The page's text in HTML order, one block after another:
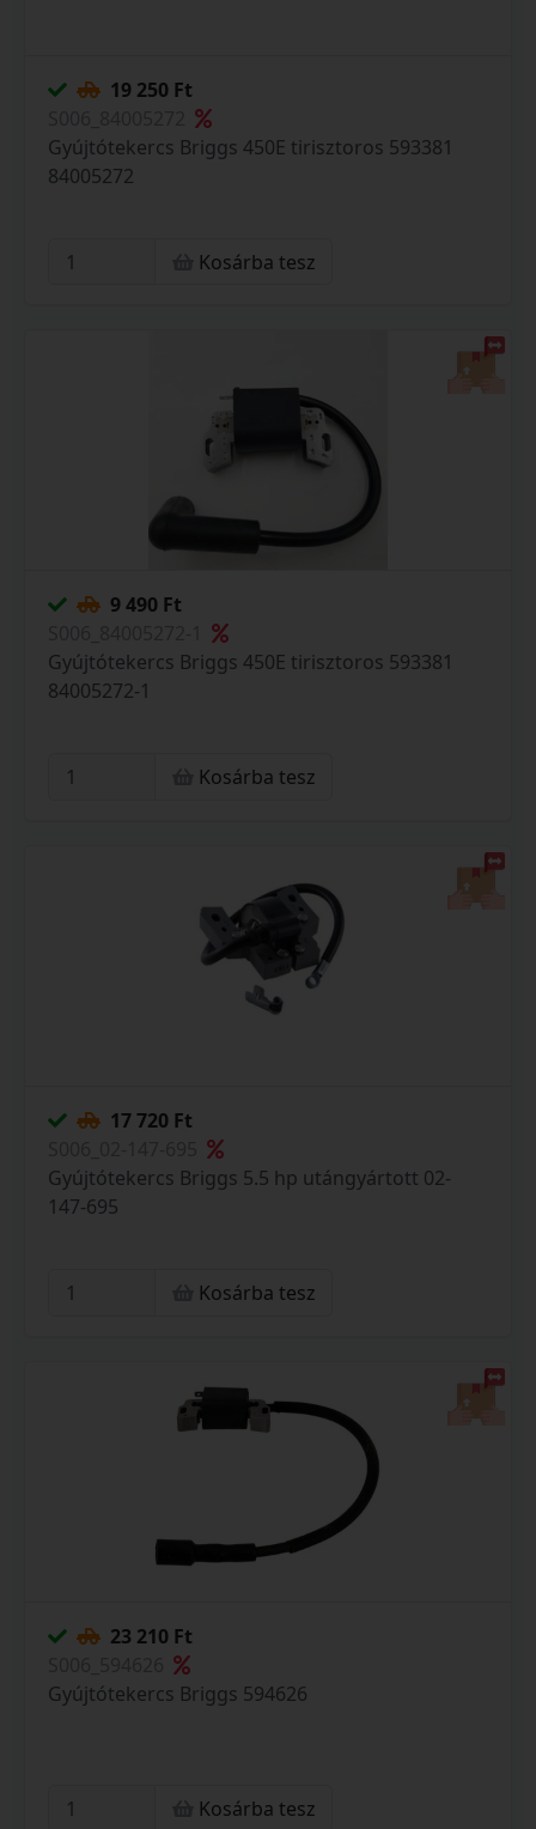
19 250 Ft
Gyújtótekercs Briggs 450E tirisztoros 593381
84005272
Kosárba tesz
9 490 Ft
Gyújtótekercs Briggs 450E tirisztoros 593381
84005272-1
Kosárba tesz
17 720 Ft
Gyújtótekercs Briggs 5.5 hp utángyártott 02-
147-695
Kosárba tesz
23 210 Ft
Gyújtótekercs Briggs 594626
Kosárba tesz